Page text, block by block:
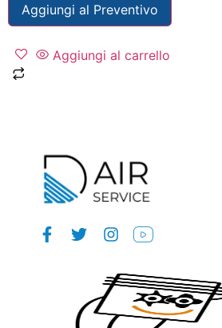
Aggiungi al Preventivo
Aggiungi al carrello